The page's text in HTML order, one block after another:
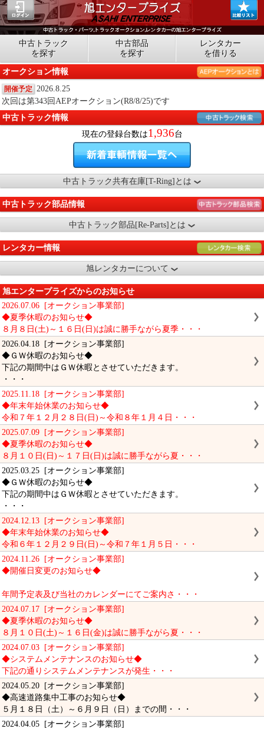
中古トラック
を探す
中古部品
を探す
レンタカー
を借りる
オークション情報
開催予定
2026.8.25
次回は第343回AEPオークション(R8/8/25)です
中古トラック情報
現在の登録台数は1,936台
中古トラック共有在庫[T-Ring]とは
中古トラック部品情報
中古トラック部品[Re-Parts]とは
レンタカー情報
旭レンタカーについて
旭エンタープライズからのお知らせ
2026.07.06 [オークション事業部]
◆夏季休暇のお知らせ◆
８月８日(土)～１６日(日)は誠に勝手ながら夏季・・・
2026.04.18 [オークション事業部]
◆ＧＷ休暇のお知らせ◆
下記の期間中はＧＷ休暇とさせていただきます。
・・・
2025.11.18 [オークション事業部]
◆年末年始休業のお知らせ◆
令和７年１２月２８日(日)～令和８年１月４日・・・
2025.07.09 [オークション事業部]
◆夏季休暇のお知らせ◆
８月１０日(日)～１７日(日)は誠に勝手ながら夏・・・
2025.03.25 [オークション事業部]
◆ＧＷ休暇のお知らせ◆
下記の期間中はＧＷ休暇とさせていただきます。
・・・
2024.12.13 [オークション事業部]
◆年末年始休業のお知らせ◆
令和６年１２月２９日(日)～令和７年１月５日・・・
2024.11.26 [オークション事業部]
◆開催日変更のお知らせ◆
年間予定表及び当社のカレンダーにてご案内さ・・・
2024.07.17 [オークション事業部]
◆夏季休暇のお知らせ◆
８月１０日(土)～１６日(金)は誠に勝手ながら夏・・・
2024.07.03 [オークション事業部]
◆システムメンテナンスのお知らせ◆
下記の通りシステムメンテナンスが発生・・・
2024.05.20 [オークション事業部]
◆高速道路集中工事のお知らせ◆
５月１８日（土）～６月９日（日）までの間・・・
2024.04.05 [オークション事業部]